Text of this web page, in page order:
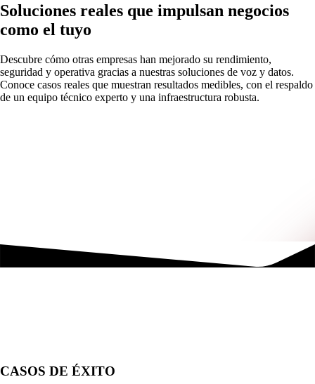
Soluciones reales que impulsan negocios
como el tuyo
Descubre cómo otras empresas han mejorado su rendimiento,
seguridad y operativa gracias a nuestras soluciones de voz y datos.
Conoce casos reales que muestran resultados medibles, con el respaldo
de un equipo técnico experto y una infraestructura robusta.
CASOS DE ÉXITO